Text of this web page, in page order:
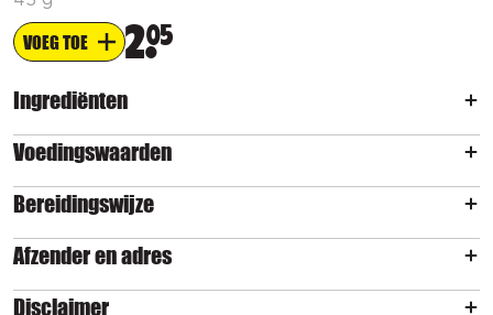
VOEG TOE 205
Ingrediënten
Voedingswaarden
Bereidingswijze
Afzender en adres
Disclaimer